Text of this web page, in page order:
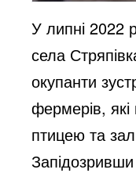
У липні 2022
села
окупанти
фермерів, які
птицею та
Запідозривши